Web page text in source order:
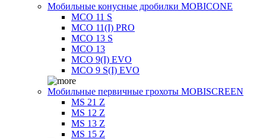
Мобильные конусные дробилки MOBICONE
MCO 11 S
MCO 11(I) PRO
MCO 13 S
MCO 13
MCO 9(I) EVO
MCO 9 S(I) EVO
Мобильные первичные грохоты MOBISCREEN
MS 21 Z
MS 12 Z
MS 13 Z
MS 15 Z